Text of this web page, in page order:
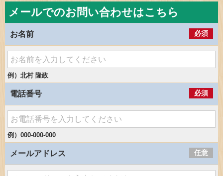
メールでのお問い合わせはこちら
お名前 必須
例）北村 隆政
電話番号 必須
例）000-000-000
メールアドレス 任意